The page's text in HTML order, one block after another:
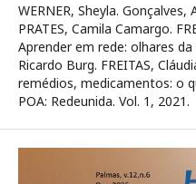
WERNER, Sheyla.
PRATES, Camila Camargo.
Aprender em rede: olhares
Ricardo Burg. FREITAS,
remédios, medicamentos: o
POA: Redeunida. Vol. 1, 2021.